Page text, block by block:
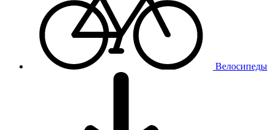
Велосипеды